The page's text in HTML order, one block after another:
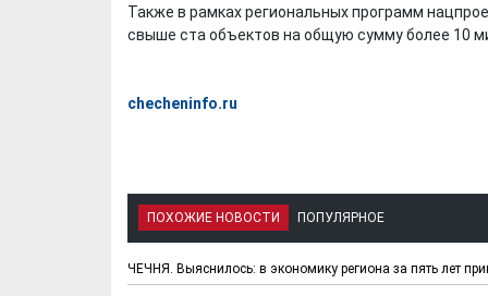
Также в рамках региональных программ
свыше ста объектов на общую сумму более 10
checheninfo.ru
ПОХОЖИЕ НОВОСТИ ПОПУЛЯРНОЕ
ЧЕЧНЯ. Выяснилось: в экономику региона за пять лет